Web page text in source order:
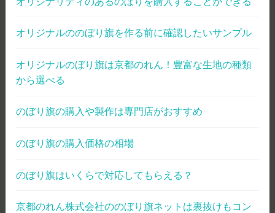
オリジナルののぼり旗を作る前に確認したいサンプル
オリジナルのぼり旗は京都のれん！豊富な生地の種類
から選べる
のぼり旗の購入や製作は専門店がおすすめ
のぼり旗の購入価格の相場
のぼり旗はいくらで対応してもらえる？
京都のれん株式会社ののぼり旗ネットは裏抜けもコン